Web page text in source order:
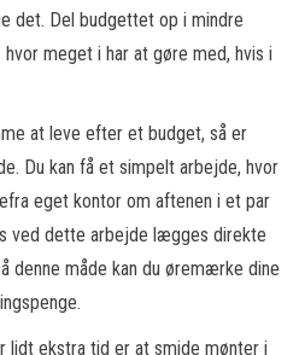
det. Del budgettet op i mindre
meget i har at gøre med, hvis i
at leve efter et budget, så er
Du kan få et simpelt arbejde, hvor
eget kontor om aftenen i et par
ved dette arbejde lægges direkte
denne måde kan du øremærke dine
lidt ekstra tid er at smide mønter i